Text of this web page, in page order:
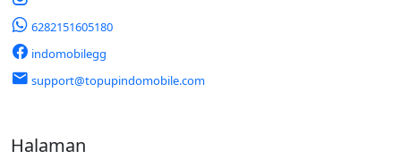
6282151605180
indomobilegg
support@topupindomobile.com
Halaman